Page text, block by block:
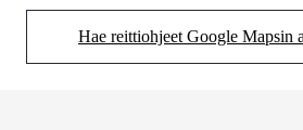
Hae reittiohjeet Google Mapsin
(Aukeaa